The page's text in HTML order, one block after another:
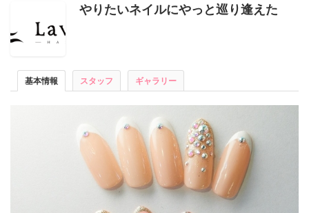
やりたいネイルにやっと巡り逢えた
基本情報 スタッフ ギャラリー